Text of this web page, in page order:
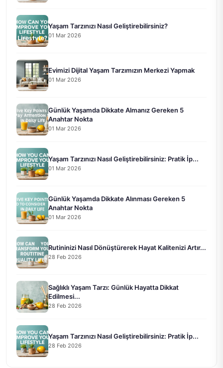
Yaşam Tarzınızı Nasıl Geliştirebilirsiniz?
01 Mar 2026
Evimizi Dijital Yaşam Tarzımızın Merkezi Yapmak
01 Mar 2026
Günlük Yaşamda Dikkate Almanız Gereken 5
Anahtar Nokta
01 Mar 2026
Yaşam Tarzınızı Nasıl Geliştirebilirsiniz: Pratik İp...
01 Mar 2026
Günlük Yaşamda Dikkate Alınması Gereken 5
Anahtar Nokta
01 Mar 2026
Rutininizi Nasıl Dönüştürerek Hayat Kalitenizi Artır...
28 Feb 2026
Sağlıklı Yaşam Tarzı: Günlük Hayatta Dikkat
Edilmesi...
28 Feb 2026
Yaşam Tarzınızı Nasıl Geliştirebilirsiniz: Pratik İp...
28 Feb 2026